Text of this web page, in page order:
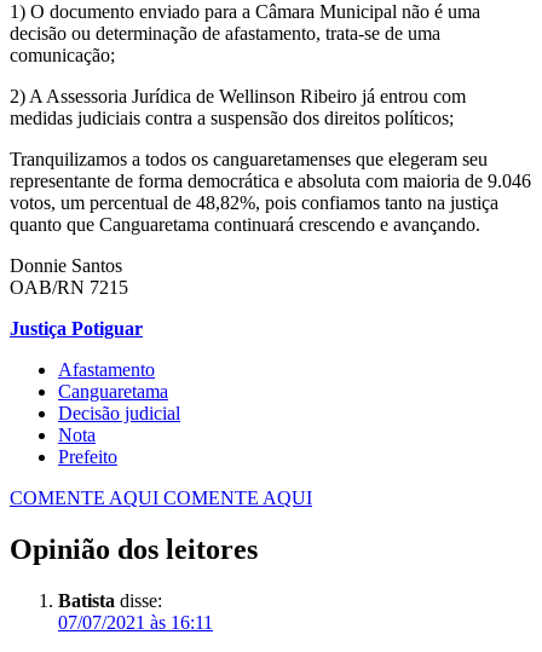
1) O documento enviado para a Câmara Municipal não é uma
decisão ou determinação de afastamento, trata-se de uma
comunicação;
2) A Assessoria Jurídica de Wellinson Ribeiro já entrou com
medidas judiciais contra a suspensão dos direitos políticos;
Tranquilizamos a todos os canguaretamenses que elegeram seu
representante de forma democrática e absoluta com maioria de 9.046
votos, um percentual de 48,82%, pois confiamos tanto na justiça
quanto que Canguaretama continuará crescendo e avançando.
Donnie Santos
OAB/RN 7215
Justiça Potiguar
Afastamento
Canguaretama
Decisão judicial
Nota
Prefeito
COMENTE AQUI COMENTE AQUI
Opinião dos leitores
Batista disse:
07/07/2021 às 16:11